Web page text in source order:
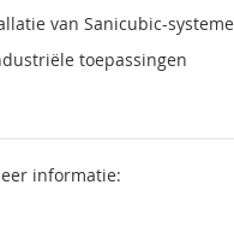
van Sanicubic-
toepassingen
informatie: